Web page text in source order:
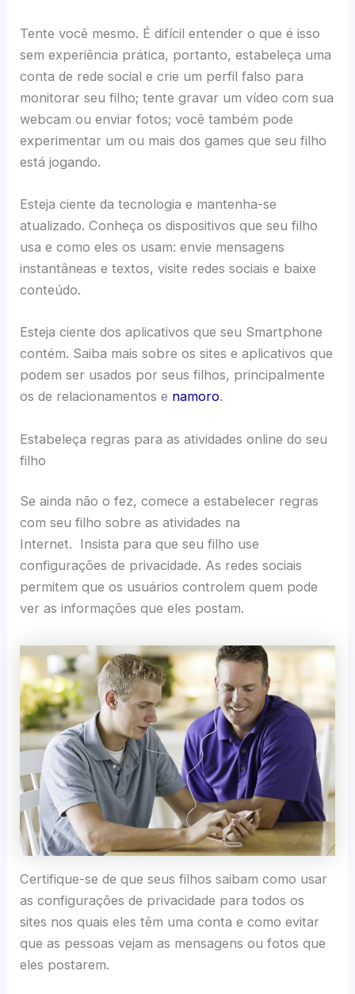
Tente você mesmo. É difícil entender o que é isso
sem experiência prática, portanto, estabeleça uma
conta de rede social e crie um perfil falso para
monitorar seu filho; tente gravar um vídeo com sua
webcam ou enviar fotos; você também pode
experimentar um ou mais dos games que seu filho
está jogando.
Esteja ciente da tecnologia e mantenha-se
atualizado. Conheça os dispositivos que seu filho
usa e como eles os usam: envie mensagens
instantâneas e textos, visite redes sociais e baixe
conteúdo.
Esteja ciente dos aplicativos que seu Smartphone
contém. Saiba mais sobre os sites e aplicativos que
podem ser usados ​​por seus filhos, principalmente
os de relacionamentos e namoro.
Estabeleça regras para as atividades online do seu
filho
Se ainda não o fez, comece a estabelecer regras
com seu filho sobre as atividades na
Internet. Insista para que seu filho use
configurações de privacidade. As redes sociais
permitem que os usuários controlem quem pode
ver as informações que eles postam.
Certifique-se de que seus filhos saibam como usar
as configurações de privacidade para todos os
sites nos quais eles têm uma conta e como evitar
que as pessoas vejam as mensagens ou fotos que
eles postarem.